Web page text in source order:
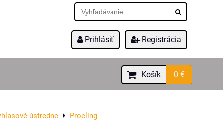
Prihlásiť Registrácia
Košík 0 €
ústredne Proeling